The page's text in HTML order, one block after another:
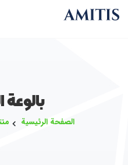
الصفحة الرئيسية